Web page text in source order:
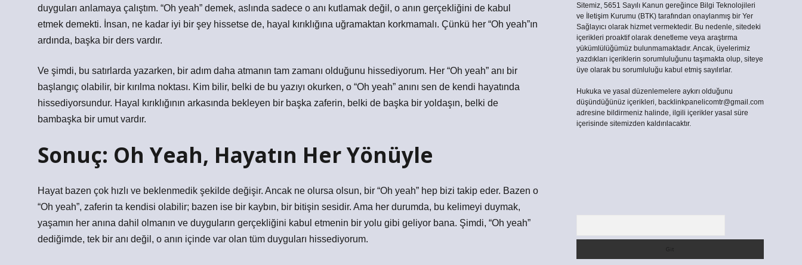
duyguları anlamaya çalıştım. “Oh yeah” demek, aslında sadece o anı kutlamak değil, o anın gerçekliğini de kabul
etmek demekti. İnsan, ne kadar iyi bir şey hissetse de, hayal kırıklığına uğramaktan korkmamalı. Çünkü her “Oh yeah”ın
ardında, başka bir ders vardır.
Ve şimdi, bu satırlarda yazarken, bir adım daha atmanın tam zamanı olduğunu hissediyorum. Her “Oh yeah” anı bir
başlangıç olabilir, bir kırılma noktası. Kim bilir, belki de bu yazıyı okurken, o “Oh yeah” anını sen de kendi hayatında
hissediyorsundur. Hayal kırıklığının arkasında bekleyen bir başka zaferin, belki de başka bir yoldaşın, belki de
bambaşka bir umut vardır.
Sonuç: Oh Yeah, Hayatın Her Yönüyle
Hayat bazen çok hızlı ve beklenmedik şekilde değişir. Ancak ne olursa olsun, bir “Oh yeah” hep bizi takip eder. Bazen o
“Oh yeah”, zaferin ta kendisi olabilir; bazen ise bir kaybın, bir bitişin sesidir. Ama her durumda, bu kelimeyi duymak,
yaşamın her anına dahil olmanın ve duyguların gerçekliğini kabul etmenin bir yolu gibi geliyor bana. Şimdi, “Oh yeah”
dediğimde, tek bir anı değil, o anın içinde var olan tüm duyguları hissediyorum.
Sitemiz, 5651 Sayılı Kanun gereğince Bilgi Teknolojileri
ve İletişim Kurumu (BTK) tarafından onaylanmış bir Yer
Sağlayıcı olarak hizmet vermektedir. Bu nedenle, sitedeki
içerikleri proaktif olarak denetleme veya araştırma
yükümlülüğümüz bulunmamaktadır. Ancak, üyelerimiz
yazdıkları içeriklerin sorumluluğunu taşımakta olup, siteye
üye olarak bu sorumluluğu kabul etmiş sayılırlar.
Hukuka ve yasal düzenlemelere aykırı olduğunu
düşündüğünüz içerikleri, backlinkpanelicomtr@gmail.com
adresine bildirmeniz halinde, ilgili içerikler yasal süre
içerisinde sitemizden kaldırılacaktır.